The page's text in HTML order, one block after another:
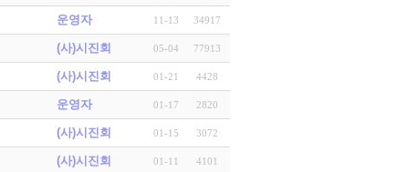
운영자 11-13 34917
(사)시진회 05-04 77913
(사)시진회 01-21 4428
운영자 01-17 2820
(사)시진회 01-15 3072
(사)시진회 01-11 4101